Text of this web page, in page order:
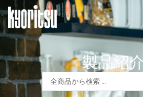
容
を
キ
ッ
製品紹
Search
...